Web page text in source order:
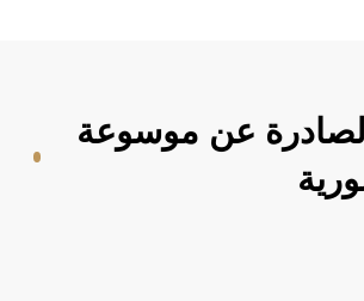
عن موسوعة